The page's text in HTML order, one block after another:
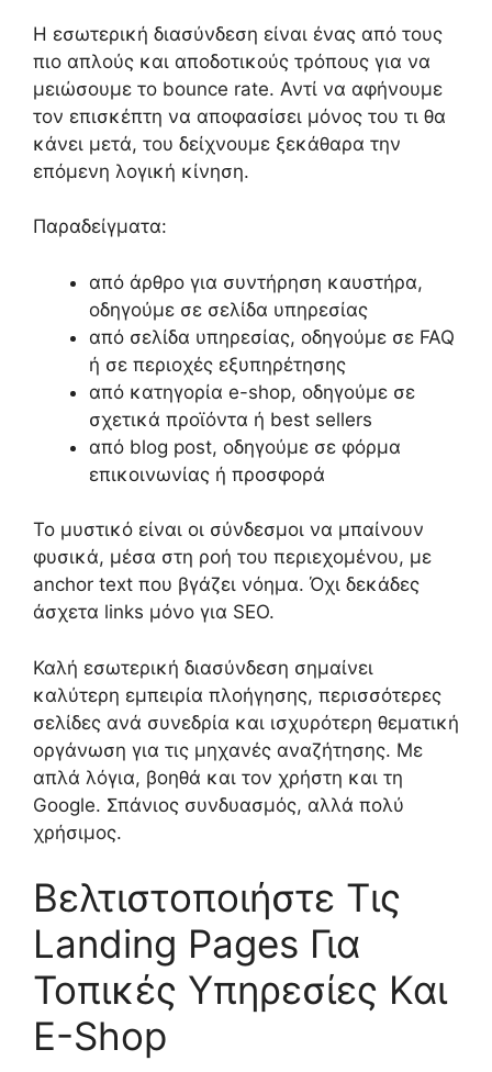
Η εσωτερική διασύνδεση είναι ένας από τους
πιο απλούς και αποδοτικούς τρόπους για να
μειώσουμε το bounce rate. Αντί να αφήνουμε
τον επισκέπτη να αποφασίσει μόνος του τι θα
κάνει μετά, του δείχνουμε ξεκάθαρα την
επόμενη λογική κίνηση.
Παραδείγματα:
από άρθρο για συντήρηση καυστήρα,
οδηγούμε σε σελίδα υπηρεσίας
από σελίδα υπηρεσίας, οδηγούμε σε FAQ
ή σε περιοχές εξυπηρέτησης
από κατηγορία e-shop, οδηγούμε σε
σχετικά προϊόντα ή best sellers
από blog post, οδηγούμε σε φόρμα
επικοινωνίας ή προσφορά
Το μυστικό είναι οι σύνδεσμοι να μπαίνουν
φυσικά, μέσα στη ροή του περιεχομένου, με
anchor text που βγάζει νόημα. Όχι δεκάδες
άσχετα links μόνο για SEO.
Καλή εσωτερική διασύνδεση σημαίνει
καλύτερη εμπειρία πλοήγησης, περισσότερες
σελίδες ανά συνεδρία και ισχυρότερη θεματική
οργάνωση για τις μηχανές αναζήτησης. Με
απλά λόγια, βοηθά και τον χρήστη και τη
Google. Σπάνιος συνδυασμός, αλλά πολύ
χρήσιμος.
Βελτιστοποιήστε Τις
Landing Pages Για
Τοπικές Υπηρεσίες Και
E-Shop